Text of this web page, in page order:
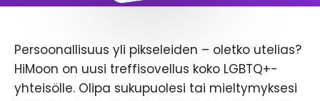
Persoonallisuus yli pikseleiden – oletko utelias?
HiMoon on uusi treffisovellus koko LGBTQ+-
yhteisölle. Olipa sukupuolesi tai mieltymyksesi